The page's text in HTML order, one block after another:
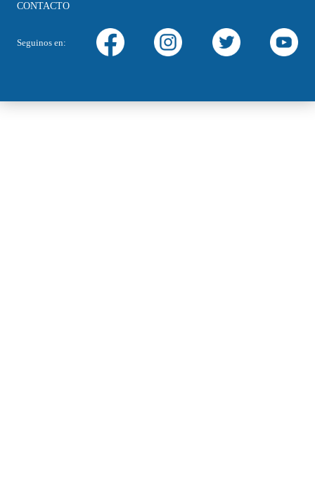
CONTACTO
Seguinos en: